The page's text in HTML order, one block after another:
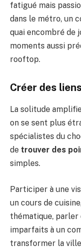
fatigué mais
dans le métro, un
quai encombré de
moments aussi
rooftop.
Créer des
La solitude
on se sent plus
spécialistes du
de trouver des
simples.
Participer à une
un cours de
thématique, parler
imparfaits à un
transformer la